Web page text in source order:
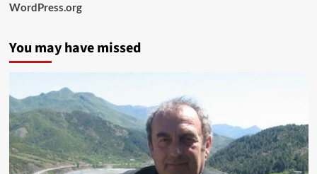
WordPress.org
You may have missed